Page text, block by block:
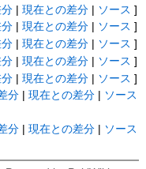
分 |現在との差分 ソース ]
分 |現在との差分 ソース ]
分 |現在との差分 ソース ]
分 |現在との差分 ソース ]
分 |現在との差分 | ソース ]
分 |現在との差分
ソース
分 |現在との差分
ソース